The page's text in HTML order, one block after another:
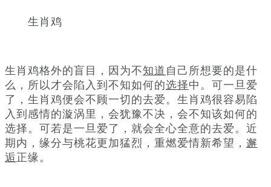
生肖鸡
生肖鸡格外的盲目，因为不知道 自己所想要的是什
么，所以才会陷入到不知如何的选择中。可一旦爱
了，生肖鸡便会不顾一切的去爱。生肖鸡很容易陷
入到感情的漩涡里，会犹豫不决，会不知该如何的
选择。可若是一旦爱了，就会全心全意的去爱。近
期内，缘分与桃花更加猛烈，重燃爱情新希望， 邂
逅正缘。